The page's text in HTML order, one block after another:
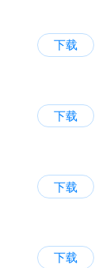
下载
下载
下载
下载